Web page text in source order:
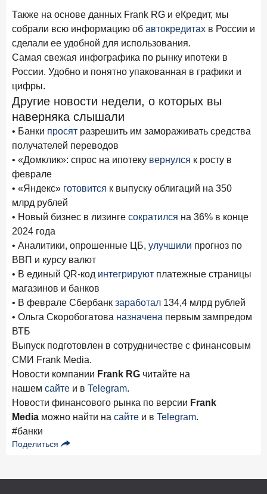
18 декабря 2025 года
Ипотека 2025–2026: стресс‑тест высокими ставками и
прогнозы на восстановление
8 декабря 2025 года ИССЛЕДОВАНИЕ
По итогам ноября 2025 года объем выдач кредитов
составил 1 027 млрд руб.
5 декабря 2025 года
Эмоции, эксклюзив и вовлечение: новая формула
банковской лояльности
3 декабря 2025 года
Почему опытные инвесторы в России чувствуют себя
начинающими?
25 ноября 2025 года ИССЛЕДОВАНИЕ
Клиент стал партнером: как трансформируется рынок
инвестиций
24 ноября 2025 года ИССЛЕДОВАНИЕ
Ипотека. Итоги октября 2025 года
Рассылка Frank RG
Итоги недели, наша трактовка основных событий
на банковском рынке
ПОДПИСАТЬСЯ
Также на основе данных Frank RG и еКредит, мы
собрали всю информацию об автокредитах в России и
сделали ее удобной для использования.
Самая свежая инфографика по рынку ипотеки в
России. Удобно и понятно упакованная в графики и
цифры.
Другие новости недели, о которых вы
наверняка слышали
• Банки просят разрешить им замораживать средства
получателей переводов
• «Домклик»: спрос на ипотеку вернулся к росту в
феврале
• «Яндекс» готовится к выпуску облигаций на 350
млрд рублей
• Новый бизнес в лизинге сократился на 36% в конце
2024 года
• Аналитики, опрошенные ЦБ, улучшили прогноз по
ВВП и курсу валют
• В единый QR-код интегрируют платежные страницы
магазинов и банков
• В феврале Сбербанк заработал 134,4 млрд рублей
• Ольга Скоробогатова назначена первым зампредом
ВТБ
Выпуск подготовлен в сотрудничестве с финансовым
СМИ Frank Media.
Новости компании Frank RG читайте на
нашем сайте и в Telegram.
Новости финансового рынка по версии Frank
Media можно найти на сайте и в Telegram.
#банки
Поделиться